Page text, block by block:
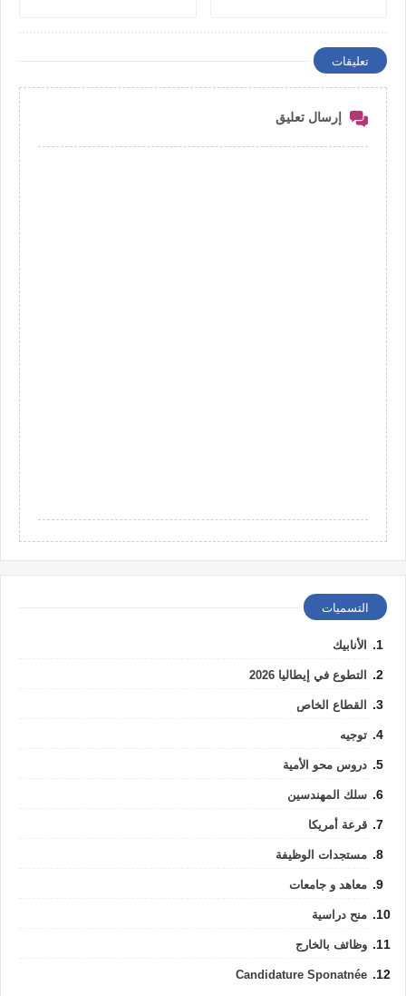
تعليقات
إرسال تعليق
التسميات
الأنابيك
التطوع في إيطاليا 2026
القطاع الخاص
توجيه
دروس محو الأمية
سلك المهندسين
قرعة أمريكا
مستجدات الوظيفة
معاهد و جامعات
منح دراسية
وظائف بالخارج
Candidature Sponatnée